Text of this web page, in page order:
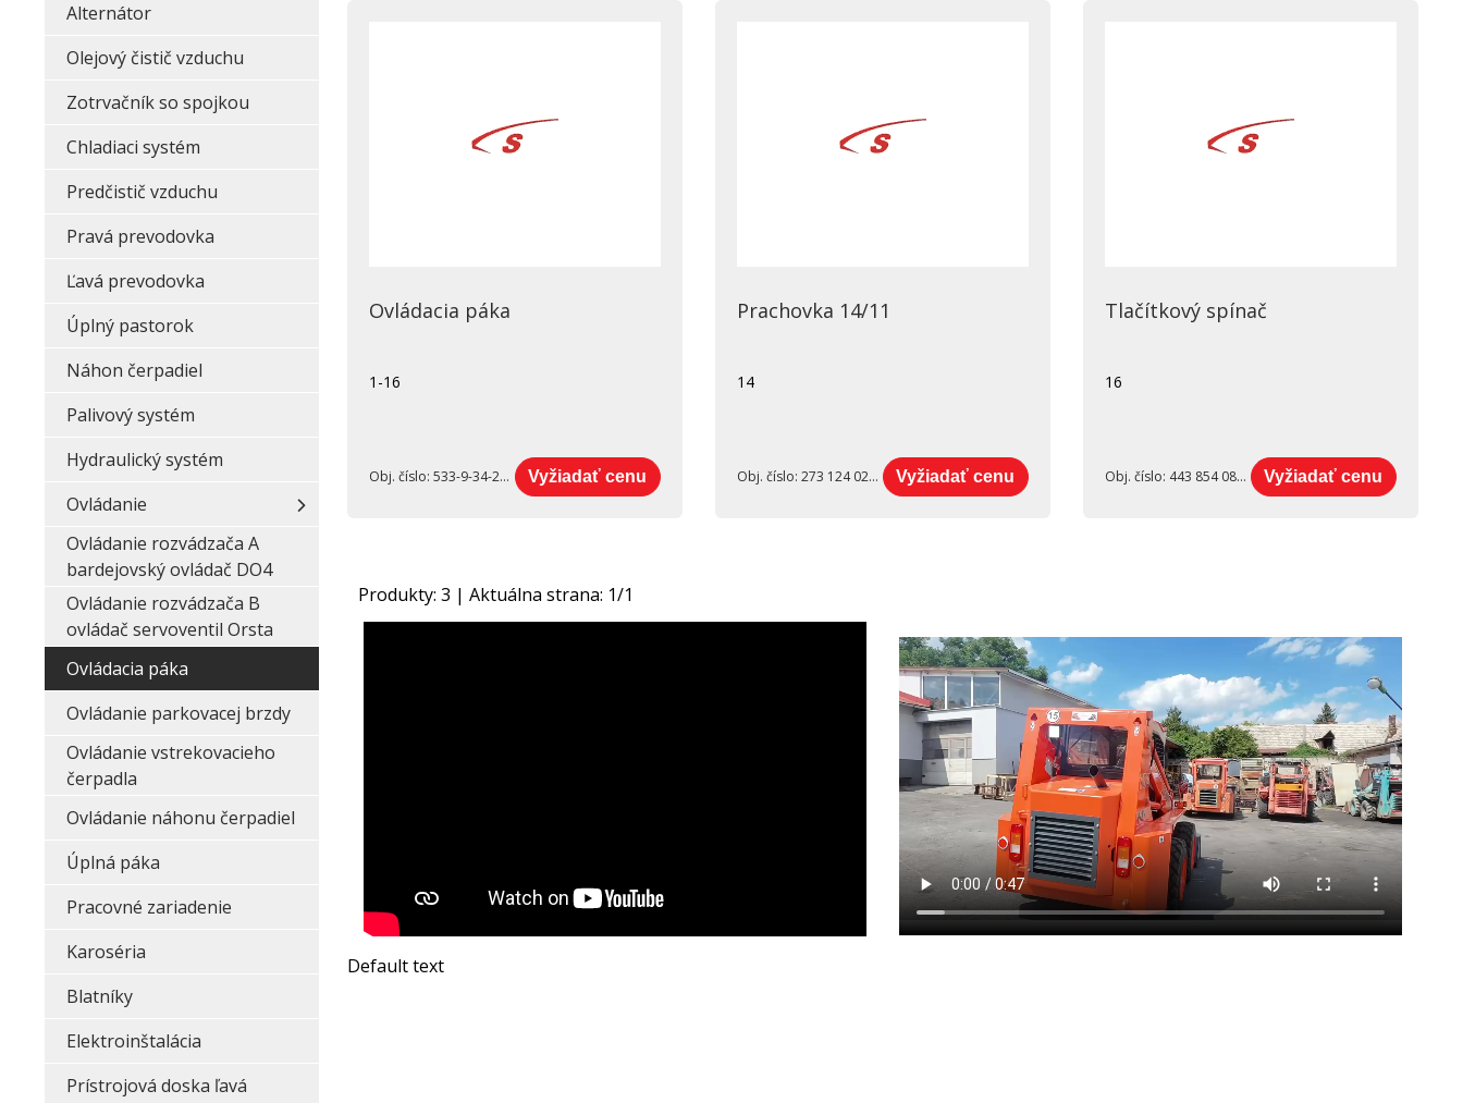
Ovládacia páka
1-16
Obj. číslo: 533-9-34-21-550-2 Vyžiadať cenu
Prachovka 14/11
14
Obj. číslo: 273 124 025 210 Vyžiadať cenu
Tlačítkový spínač
16
Obj. číslo: 443 854 085 001 Vyžiadať cenu
Produkty: 3 | Aktuálna strana: 1/1
Default text
Alternátor
Olejový čistič vzduchu
Zotrvačník so spojkou
Chladiaci systém
Predčistič vzduchu
Pravá prevodovka
Ľavá prevodovka
Úplný pastorok
Náhon čerpadiel
Palivový systém
Hydraulický systém
Ovládanie
Ovládanie rozvádzača A
bardejovský ovládač DO4
Ovládanie rozvádzača B
ovládač servoventil Orsta
Ovládacia páka
Ovládanie parkovacej brzdy
Ovládanie vstrekovacieho
čerpadla
Ovládanie náhonu čerpadiel
Úplná páka
Pracovné zariadenie
Karoséria
Blatníky
Elektroinštalácia
Prístrojová doska ľavá